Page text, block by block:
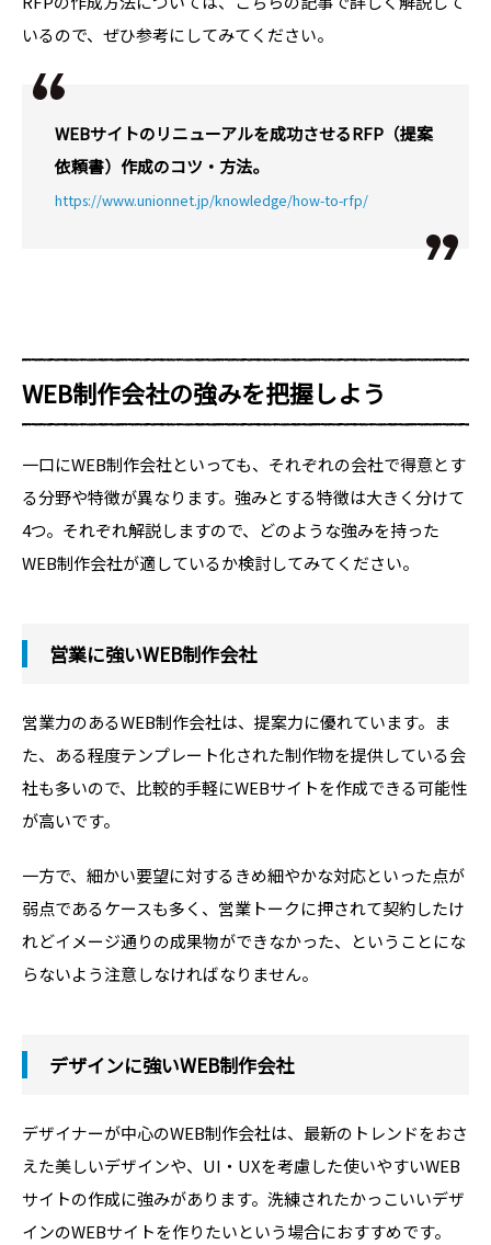
いるので、ぜひ参考にしてみてください。
WEBサイトのリニューアルを成功させるRFP（提案
依頼書）作成のコツ・方法。
https://www.unionnet.jp/knowledge/how-to-rfp/
WEB制作会社の強みを把握しよう
一口にWEB制作会社といっても、それぞれの会社で得意とす
る分野や特徴が異なります。強みとする特徴は大きく分けて
4つ。それぞれ解説しますので、どのような強みを持った
WEB制作会社が適しているか検討してみてください。
営業に強いWEB制作会社
営業力のあるWEB制作会社は、提案力に優れています。ま
た、ある程度テンプレート化された制作物を提供している会
社も多いので、比較的手軽にWEBサイトを作成できる可能性
が高いです。
一方で、細かい要望に対するきめ細やかな対応といった点が
弱点であるケースも多く、営業トークに押されて契約したけ
れどイメージ通りの成果物ができなかった、ということにな
らないよう注意しなければなりません。
デザインに強いWEB制作会社
デザイナーが中心のWEB制作会社は、最新のトレンドをおさ
えた美しいデザインや、UI・UXを考慮した使いやすいWEB
サイトの作成に強みがあります。洗練されたかっこいいデザ
インのWEBサイトを作りたいという場合におすすめです。